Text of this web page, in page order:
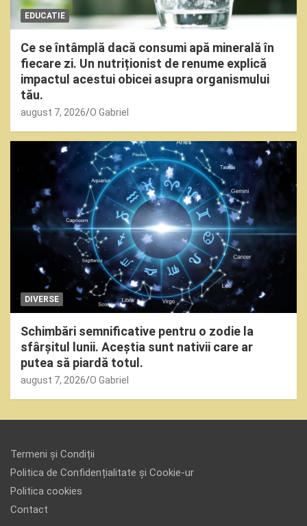
EDUCATIE
Ce se întâmplă dacă consumi apă minerală în
fiecare zi. Un nutriționist de renume explică
impactul acestui obicei asupra organismului
tău.
august 7, 2026 O Gabriel
DIVERSE
Schimbări semnificative pentru o zodie la
sfârșitul lunii. Aceștia sunt nativii care ar
putea să piardă totul.
august 7, 2026 O Gabriel
Termeni și Condiții
Politica de Confidențialitate și Cookie-ur
Politica cookies
Contact